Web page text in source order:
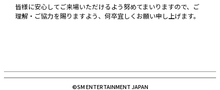
皆様に安心してご来場いただけるよう努めてまいりますので、ご
理解・ご協力を賜りますよう、何卒宜しくお願い申し上げます。
©SM ENTERTAINMENT JAPAN